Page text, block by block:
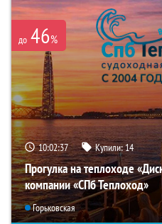
до 46%
10:02:35 Купили:14
Прогулка на теплоходе
компании «СПб Теплоход»
Горьковская